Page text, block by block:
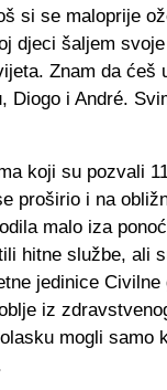
si se maloprije
djeci šaljem
Znam da ćeš
Diogo i André.
koji su pozvali
proširio i na
malo iza
hitne službe, ali
jedinice Civilne
iz
mogli samo